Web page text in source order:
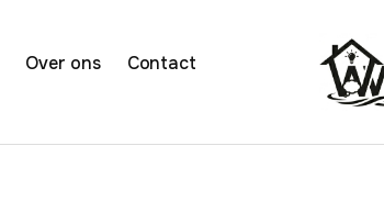
Over ons Contact